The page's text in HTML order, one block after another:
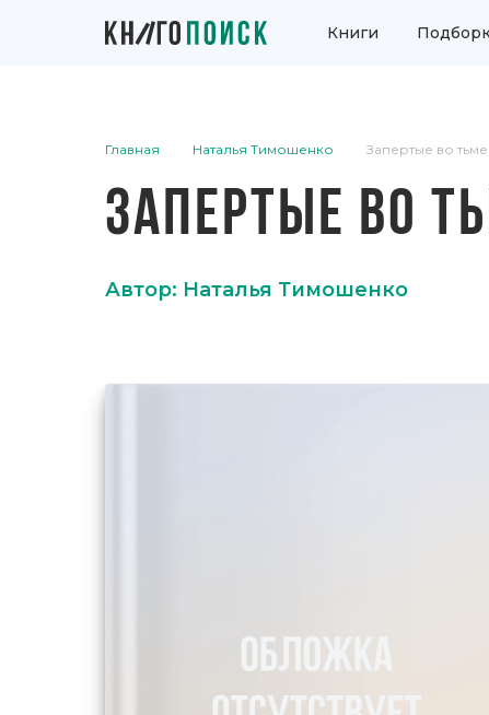
Книги
Главная Наталья Тимошенко Запертые во тьме
ЗАПЕРТЫЕ ВО
Автор: Наталья Тимошенко